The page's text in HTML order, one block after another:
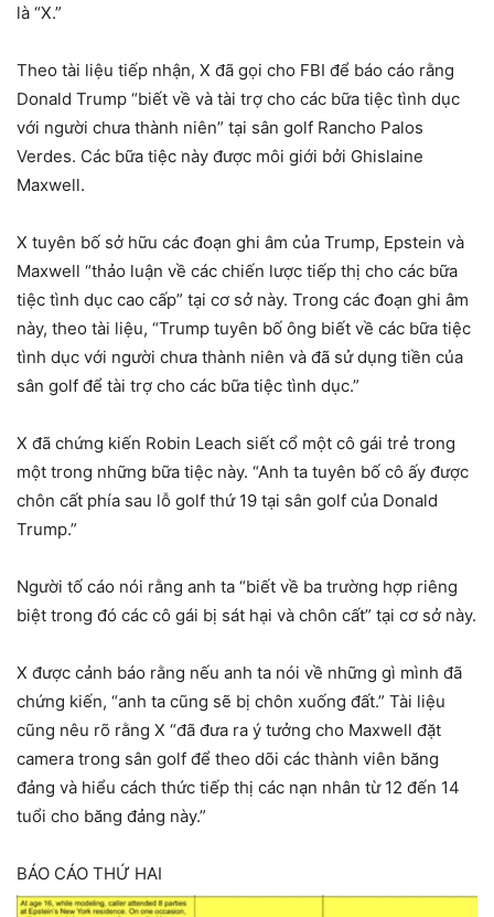
là “X.”
Theo tài liệu tiếp nhận, X đã gọi cho FBI để báo cáo rằng
Donald Trump “biết về và tài trợ cho các bữa tiệc tình dục
với người chưa thành niên” tại sân golf Rancho Palos
Verdes. Các bữa tiệc này được môi giới bởi Ghislaine
Maxwell.
X tuyên bố sở hữu các đoạn ghi âm của Trump, Epstein và
Maxwell “thảo luận về các chiến lược tiếp thị cho các bữa
tiệc tình dục cao cấp” tại cơ sở này. Trong các đoạn ghi âm
này, theo tài liệu, “Trump tuyên bố ông biết về các bữa tiệc
tình dục với người chưa thành niên và đã sử dụng tiền của
sân golf để tài trợ cho các bữa tiệc tình dục.”
X đã chứng kiến ​​Robin Leach siết cổ một cô gái trẻ trong
một trong những bữa tiệc này. “Anh ta tuyên bố cô ấy được
chôn cất phía sau lỗ golf thứ 19 tại sân golf của Donald
Trump.”
Người tố cáo nói rằng anh ta “biết về ba trường hợp riêng
biệt trong đó các cô gái bị sát hại và chôn cất” tại cơ sở này.
X được cảnh báo rằng nếu anh ta nói về những gì mình đã
chứng kiến, “anh ta cũng sẽ bị chôn xuống đất.” Tài liệu
cũng nêu rõ rằng X “đã đưa ra ý tưởng cho Maxwell đặt
camera trong sân golf để theo dõi các thành viên băng
đảng và hiểu cách thức tiếp thị các nạn nhân từ 12 đến 14
tuổi cho băng đảng này.”
BÁO CÁO THỨ HAI